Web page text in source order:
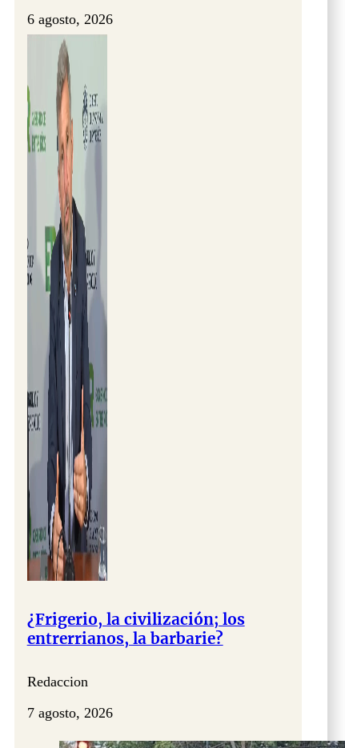
6 agosto, 2026
¿Frigerio, la civilización; los
entrerrianos, la barbarie?
Redaccion
7 agosto, 2026